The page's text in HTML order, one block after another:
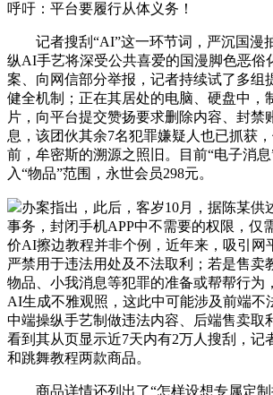
呼吁：平台要履行从体义务！
记者搜刮“AI”这一环节词，严沉国漫
纵AI手艺将深受公共喜爱的国漫脚色恶俗
案、向网信部分举报，记者持续试了多组
健全机制；正在其居处的电脑、硬盘中，
片，向平台提交赞扬要求删除内容、封禁
息，该团伙其余7名犯罪嫌疑人也已抓获
前，牟密斯的溯源之照旧。目前“电子消
入“物品”范围，永世会员298元。
办案指出，此后，客岁10月，据陈某供
事务，封闭手机APP中不需要的权限，仅
价AI擦边教程并非个例，近年来，吸引网
严禁用于违法用处及不法取利；若是售卖
物品、小我消息等犯罪的准备或帮帮行为
AI生成不雅观照，这此中可能涉及前端不
中端操纵手艺制做违法内容、后端售卖取
看到其从页显示近7天内有2万人搜刮，记
和跳舞教程两款商品。
商品详情还列出了“怎样设想专属定制